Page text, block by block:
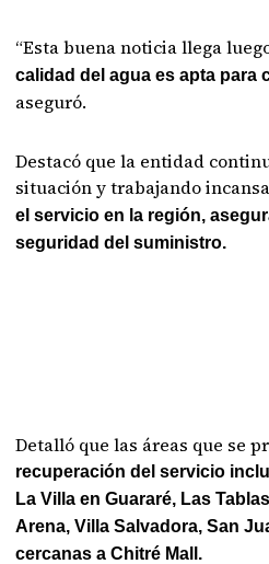
“Esta buena noticia llega
calidad del agua es apta para
aseguró.
Destacó que la entidad
situación y trabajando
el servicio en la región,
seguridad del suministro.
Detalló que las áreas que se
recuperación del servicio
La Villa en Guararé, Las
Arena, Villa Salvadora, San
cercanas a Chitré Mall.